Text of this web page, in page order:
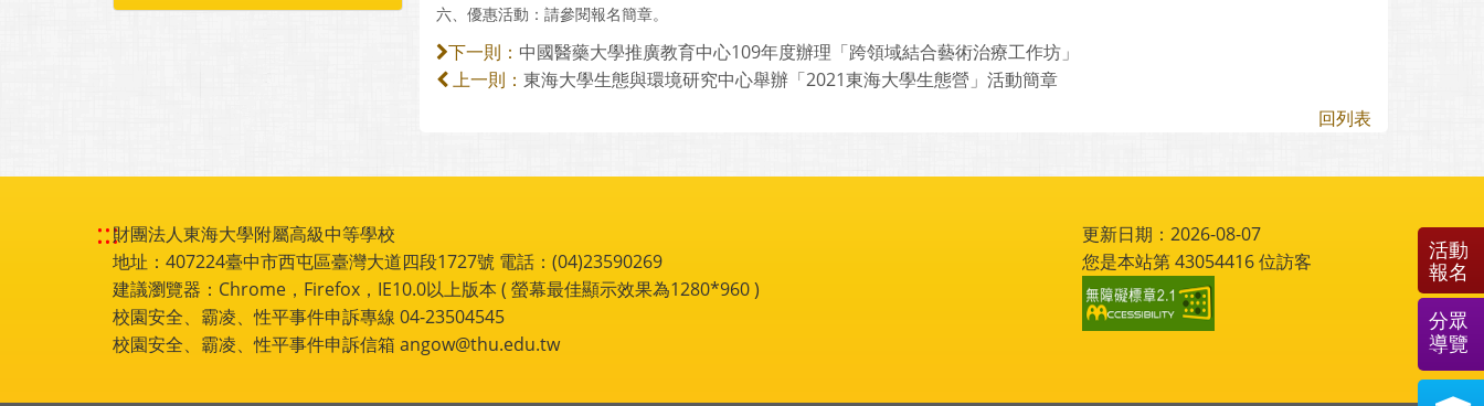
六、優惠活動：請參閱報名簡章。
下一則： 中國醫藥大學推廣教育中心109年度辦理「跨領域結合藝術治療工作坊」
上一則： 東海大學生態與環境研究中心舉辦「2021東海大學生態營」活動簡章
回列表
:::財團法人東海大學附屬高級中等學校
地址：407224臺中市西屯區臺灣大道四段1727號 電話：(04)23590269
建議瀏覽器：Chrome，Firefox，IE10.0以上版本 ( 螢幕最佳顯示效果為1280*960 )
校園安全、霸凌、性平事件申訴專線 04-23504545
校園安全、霸凌、性平事件申訴信箱 angow@thu.edu.tw
更新日期：2026-08-07
您是本站第43054416位訪客
活動
報名
分眾
導覽